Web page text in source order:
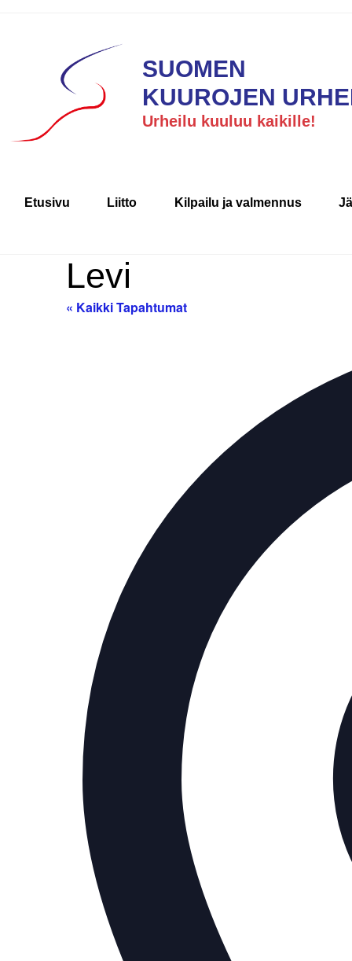
SUOMEN
KUUROJEN
Urheilu kuuluu kaikille!
Etusivu Liitto Kilpailu ja valmennus
Levi
« Kaikki Tapahtumat